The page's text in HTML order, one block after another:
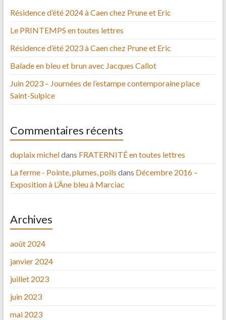
Résidence d’été 2024 à Caen chez Prune et Eric
Le PRINTEMPS en toutes lettres
Résidence d’été 2023 à Caen chez Prune et Eric
Balade en bleu et brun avec Jacques Callot
Juin 2023 – Journées de l’estampe contemporaine place
Saint-Sulpice
Commentaires récents
duplaix micheldans FRATERNITÉ en toutes lettres
La ferme - Pointe, plumes, poils dans Décembre 2016 –
Exposition à L’Âne bleu à Marciac
Archives
août 2024
janvier 2024
juillet 2023
juin 2023
mai 2023